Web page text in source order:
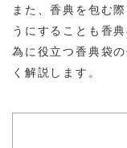
また、香典を包む
うにすることも香
為に役立つ香典袋
く解説します。